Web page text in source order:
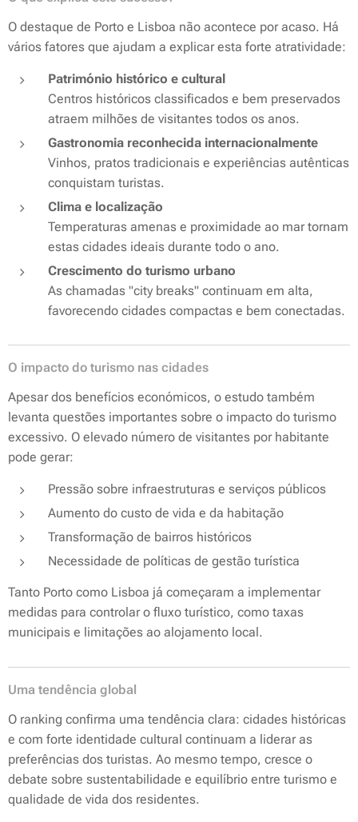
O destaque de Porto e Lisboa não acontece por acaso. Há
vários fatores que ajudam a explicar esta forte atratividade:
Património histórico e cultural
Centros históricos classificados e bem preservados
atraem milhões de visitantes todos os anos.
Gastronomia reconhecida internacionalmente
Vinhos, pratos tradicionais e experiências autênticas
conquistam turistas.
Clima e localização
Temperaturas amenas e proximidade ao mar tornam
estas cidades ideais durante todo o ano.
Crescimento do turismo urbano
As chamadas "city breaks" continuam em alta,
favorecendo cidades compactas e bem conectadas.
O impacto do turismo nas cidades
Apesar dos benefícios económicos, o estudo também
levanta questões importantes sobre o impacto do turismo
excessivo. O elevado número de visitantes por habitante
pode gerar:
Pressão sobre infraestruturas e serviços públicos
Aumento do custo de vida e da habitação
Transformação de bairros históricos
Necessidade de políticas de gestão turística
Tanto Porto como Lisboa já começaram a implementar
medidas para controlar o fluxo turístico, como taxas
municipais e limitações ao alojamento local.
Uma tendência global
O ranking confirma uma tendência clara: cidades históricas
e com forte identidade cultural continuam a liderar as
preferências dos turistas. Ao mesmo tempo, cresce o
debate sobre sustentabilidade e equilíbrio entre turismo e
qualidade de vida dos residentes.